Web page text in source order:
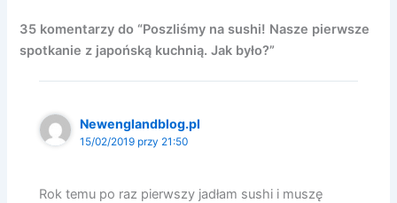
35 komentarzy do “Poszliśmy na sushi! Nasze pierwsze
spotkanie z japońską kuchnią. Jak było?”
Newenglandblog.pl
15/02/2019 przy 21:50
Rok temu po raz pierwszy jadłam sushi i muszę